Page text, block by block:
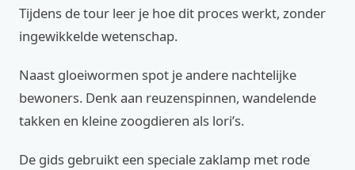
Tijdens de tour leer je hoe dit proces werkt, zonder
ingewikkelde wetenschap.
Naast gloeiwormen spot je andere nachtelijke
bewoners. Denk aan reuzenspinnen, wandelende
takken en kleine zoogdieren als lori’s.
De gids gebruikt een speciale zaklamp met rode